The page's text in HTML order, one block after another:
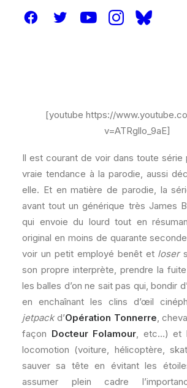
[youtube https://
v=ATRgllo_9aE]
Il est courant de voir dans toute série
vraie tendance à la parodie, aussi
elle. Et en matière de parodie, la
avant tout un générique très James
qui envoie du lourd tout en
original en moins de quarante
voir un petit employé benêt et loser
son propre interprète, prendre la
les balles d’on ne sait pas qui, bondir
en enchaînant les clins d’œil
jetpackd’Opération Tonnerre,
façon Docteur Folamour, etc…) et
locomotion (voiture, hélicoptère,
sauver sa tête en évitant les
assumer plein cadre